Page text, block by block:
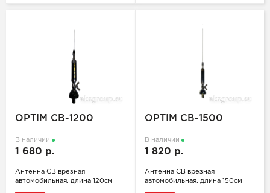
OPTIM CB-1200
В наличии
1 680 р.
Антенна СВ врезная
автомобильная, длина 120см
OPTIM CB-1500
В наличии
1 820 р.
Антенна СВ врезная
автомобильная, длина 150см